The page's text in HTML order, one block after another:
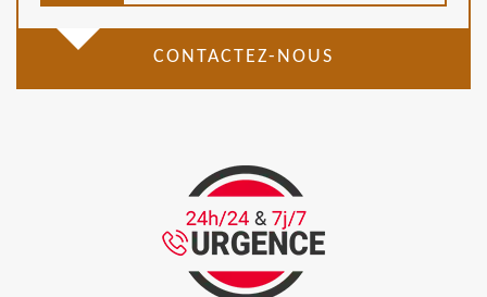
CONTACTEZ-NOUS